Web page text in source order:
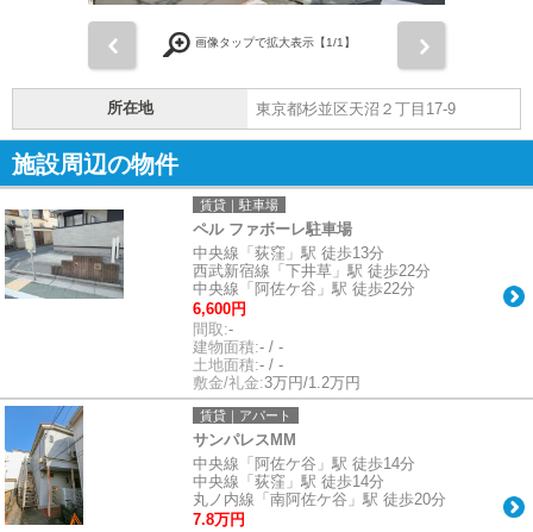
画像タップで拡大表示【1/1】
所在地 東京都杉並区天沼２丁目17-9
施設周辺の物件
賃貸｜駐車場
ペル ファボーレ駐車場
中央線「荻窪」駅 徒歩13分
西武新宿線「下井草」駅 徒歩22分
中央線「阿佐ケ谷」駅 徒歩22分
6,600円
間取:-
建物面積:- / -
土地面積:- / -
敷金/礼金:3万円/1.2万円
賃貸｜アパート
サンパレスMM
中央線「阿佐ケ谷」駅 徒歩14分
中央線「荻窪」駅 徒歩14分
丸ノ内線「南阿佐ケ谷」駅 徒歩20分
7.8万円